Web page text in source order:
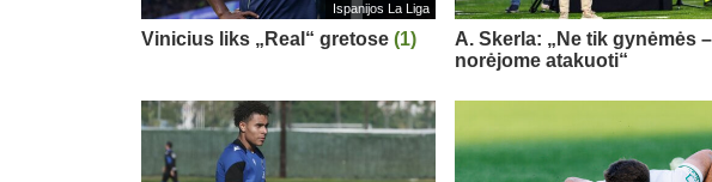
Ispanijos La Liga
Vinicius liks „Real“ gretose (1)
A. Skerla: „Ne tik gynėmės –
norėjome atakuoti“